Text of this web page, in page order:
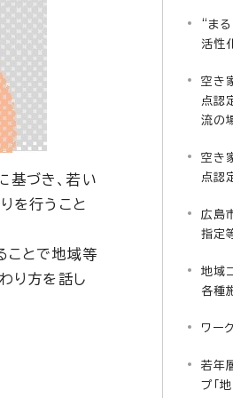
基づき、若い
を行うこと
ことで地域等
り方を話し
“ま
活性
空き
点認
流の
空き
点認
広島
指定
地域
各種
ワー
若年
プ「